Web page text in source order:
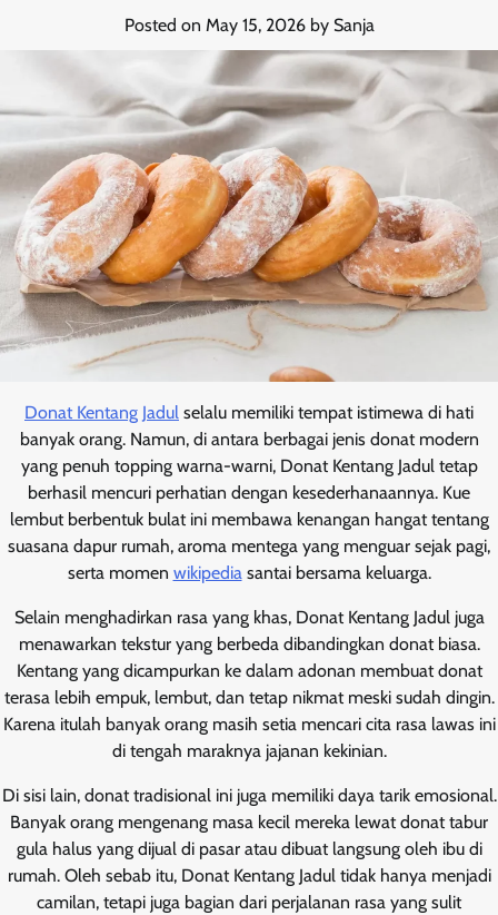
Posted on May 15, 2026by Sanja
Donat Kentang Jadul selalu memiliki tempat istimewa di hati
banyak orang. Namun, di antara berbagai jenis donat modern
yang penuh topping warna-warni, Donat Kentang Jadul tetap
berhasil mencuri perhatian dengan kesederhanaannya. Kue
lembut berbentuk bulat ini membawa kenangan hangat tentang
suasana dapur rumah, aroma mentega yang menguar sejak pagi,
serta momen wikipediasantai bersama keluarga.
Selain menghadirkan rasa yang khas, Donat Kentang Jadul juga
menawarkan tekstur yang berbeda dibandingkan donat biasa.
Kentang yang dicampurkan ke dalam adonan membuat donat
terasa lebih empuk, lembut, dan tetap nikmat meski sudah dingin.
Karena itulah banyak orang masih setia mencari cita rasa lawas ini
di tengah maraknya jajanan kekinian.
Di sisi lain, donat tradisional ini juga memiliki daya tarik emosional.
Banyak orang mengenang masa kecil mereka lewat donat tabur
gula halus yang dijual di pasar atau dibuat langsung oleh ibu di
rumah. Oleh sebab itu, Donat Kentang Jadul tidak hanya menjadi
camilan, tetapi juga bagian dari perjalanan rasa yang sulit